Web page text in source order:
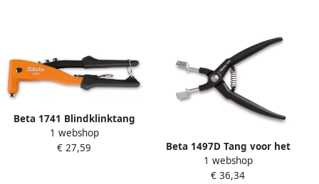
Beta 1741 Blindklinktang
017410003
1 webshop
€ 27,59
Beta 1497D Tang voor het
verwijderen van relais
blokken recht model
1 webshop
€ 36,34